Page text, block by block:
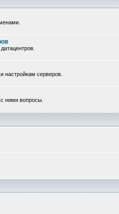
настройкам серверов.
ними вопросы.